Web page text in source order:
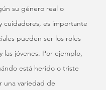
su género real o
cuidadores, es importante
pueden ser los roles
las jóvenes. Por ejemplo,
está herido o triste
una variedad de